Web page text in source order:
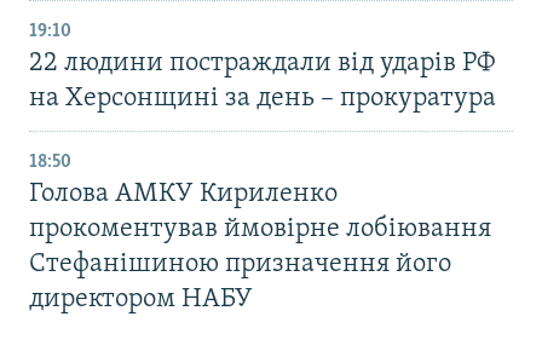
19:10
22 людини постраждали від ударів РФ
на Херсонщині за день – прокуратура
18:50
Голова АМКУ Кириленко
прокоментував ймовірне лобіювання
Стефанішиною призначення його
директором НАБУ